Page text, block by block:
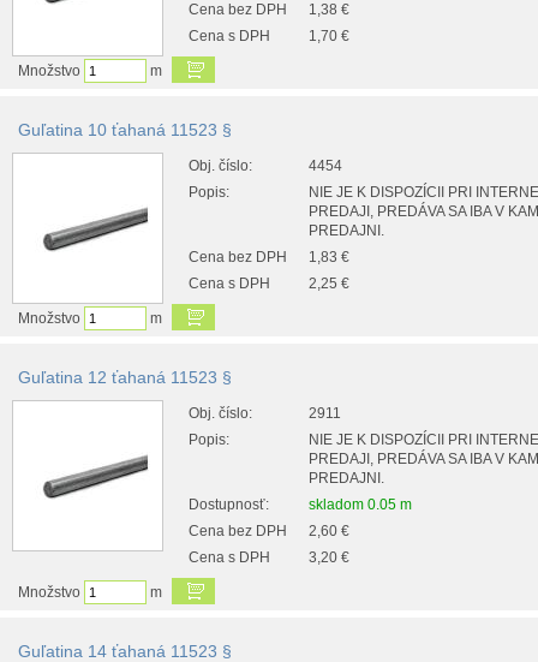
Cena bez DPH
1,38 €
Cena s DPH
1,70 €
Množstvo m
Guľatina 10 ťahaná 11523 §
Obj. číslo:
4454
Popis:
NIE JE K DISPOZÍCII PRI
PREDAJI, PREDÁVA SA IBA V
PREDAJNI.
Cena bez DPH
1,83 €
Cena s DPH
2,25 €
Množstvo m
Guľatina 12 ťahaná 11523 §
Obj. číslo:
2911
Popis:
NIE JE K DISPOZÍCII PRI
PREDAJI, PREDÁVA SA IBA V
PREDAJNI.
Dostupnosť:
skladom 0.05 m
Cena bez DPH
2,60 €
Cena s DPH
3,20 €
Množstvo m
Guľatina 14 ťahaná 11523 §